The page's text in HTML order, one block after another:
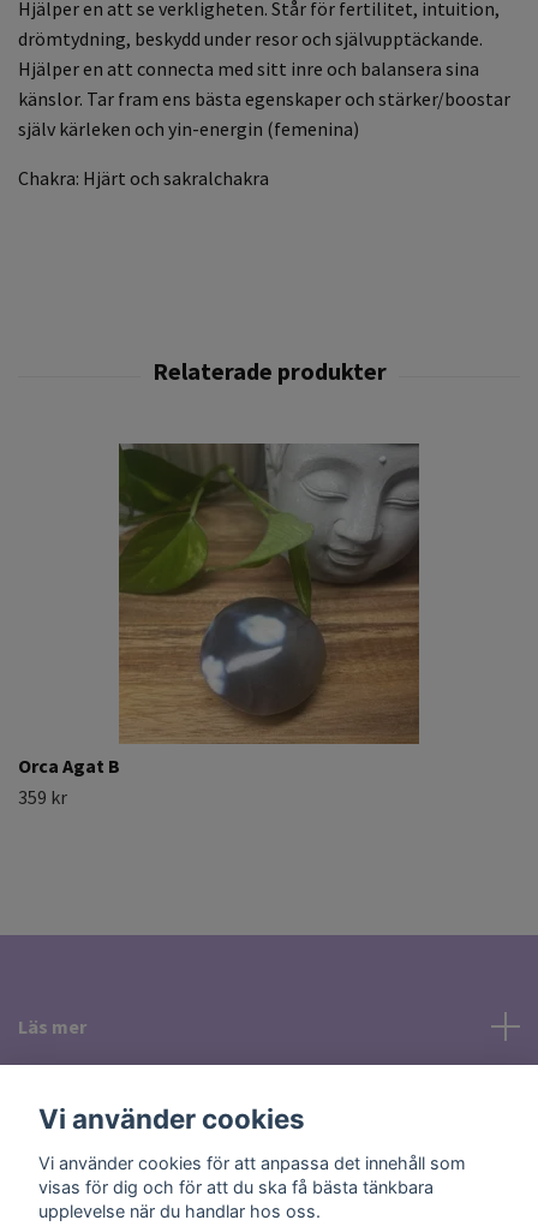
Hjälper en att se verkligheten. Står för fertilitet, intuition,
drömtydning, beskydd under resor och självupptäckande.
Hjälper en att connecta med sitt inre och balansera sina
känslor. Tar fram ens bästa egenskaper och stärker/boostar
själv kärleken och yin-energin (femenina)
Chakra: Hjärt och sakralchakra
Orca Agat B
359 kr
Läs mer
Vi använder cookies
Vi använder cookies för att anpassa det innehåll som
visas för dig och för att du ska få bästa tänkbara
upplevelse när du handlar hos oss.